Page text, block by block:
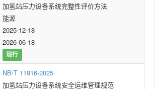
加氢站压力设备系统完整性评价方法
能源
2025-12-18
2026-06-18
现行
NB/T 11916-2025
加氢站压力设备系统安全运维管理规范